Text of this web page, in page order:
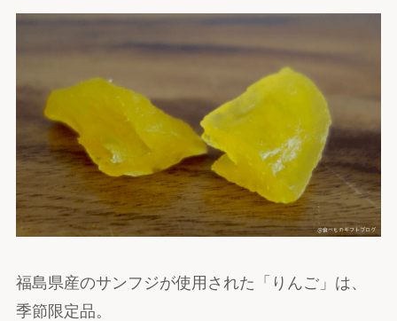
福島県産のサンフジが使用された「りんご」は、
季節限定品。